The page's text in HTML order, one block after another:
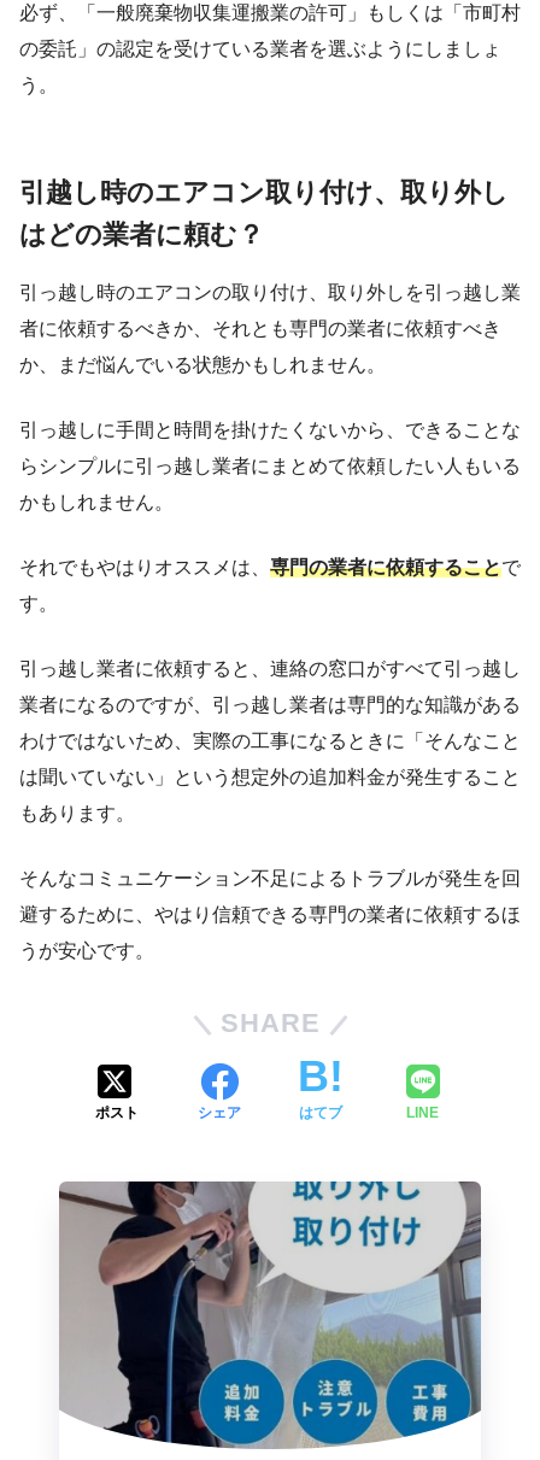
必ず、「一般廃棄物収集運搬業の許可」もしくは「市町村
の委託」の認定を受けている業者を選ぶようにしましょ
う。
引越し時のエアコン取り付け、取り外し
はどの業者に頼む？
引っ越し時のエアコンの取り付け、取り外しを引っ越し業
者に依頼するべきか、それとも専門の業者に依頼すべき
か、まだ悩んでいる状態かもしれません。
引っ越しに手間と時間を掛けたくないから、できることな
らシンプルに引っ越し業者にまとめて依頼したい人もいる
かもしれません。
それでもやはりオススメは、 専門の業者に依頼することで
す。
引っ越し業者に依頼すると、連絡の窓口がすべて引っ越し
業者になるのですが、引っ越し業者は専門的な知識がある
わけではないため、実際の工事になるときに「そんなこと
は聞いていない」という想定外の追加料金が発生すること
もあります。
そんなコミュニケーション不足によるトラブルが発生を回
避するために、やはり信頼できる専門の業者に依頼するほ
うが安心です。
SHARE
ポスト シェア はてブ LINE